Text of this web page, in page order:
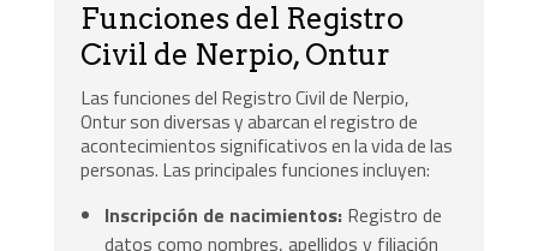
Funciones del Registro
Civil de Nerpio, Ontur
Las funciones del Registro Civil de Nerpio,
Ontur son diversas y abarcan el registro de
acontecimientos significativos en la vida de las
personas. Las principales funciones incluyen:
Inscripción de nacimientos: Registro de
datos como nombres, apellidos y filiación